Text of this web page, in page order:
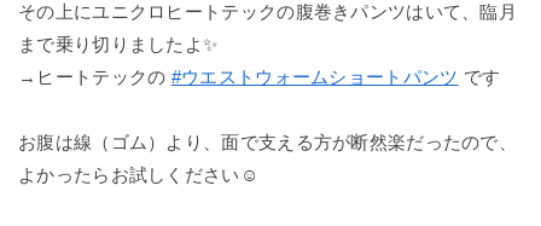
その上にユニクロヒートテックの腹巻きパンツはいて、臨月
まで乗り切りましたよ✨
→ヒートテックの #ウエストウォームショートパンツ です
お腹は線（ゴム）より、面で支える方が断然楽だったので、
よかったらお試しください☺️